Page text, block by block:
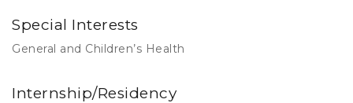
Special Interests
General and Children’s Health
Internship/Residency